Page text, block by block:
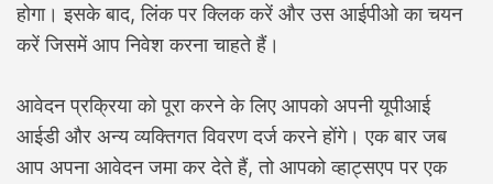
होगा। इसके बाद, लिंक पर क्लिक करें और उस आईपीओ का चयन
करें जिसमें आप निवेश करना चाहते हैं।
आवेदन प्रक्रिया को पूरा करने के लिए आपको अपनी यूपीआई
आईडी और अन्य व्यक्तिगत विवरण दर्ज करने होंगे। एक बार जब
आप अपना आवेदन जमा कर देते हैं, तो आपको व्हाट्सएप पर एक